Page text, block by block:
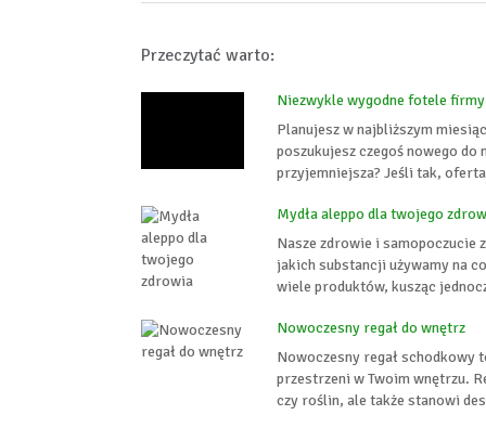
Przeczytać warto:
Niezwykle wygodne fotele
Planujesz w najbliższym
poszukujesz czegoś nowego
przyjemniejsza? Jeśli tak,
Mydła aleppo dla twojego
Nasze zdrowie i samopoczucie
jakich substancji używamy na
wiele produktów, kusząc
Nowoczesny regał do wnętrz
Nowoczesny regał schodkowy
przestrzeni w Twoim wnętrzu.
czy roślin, ale także stanowi